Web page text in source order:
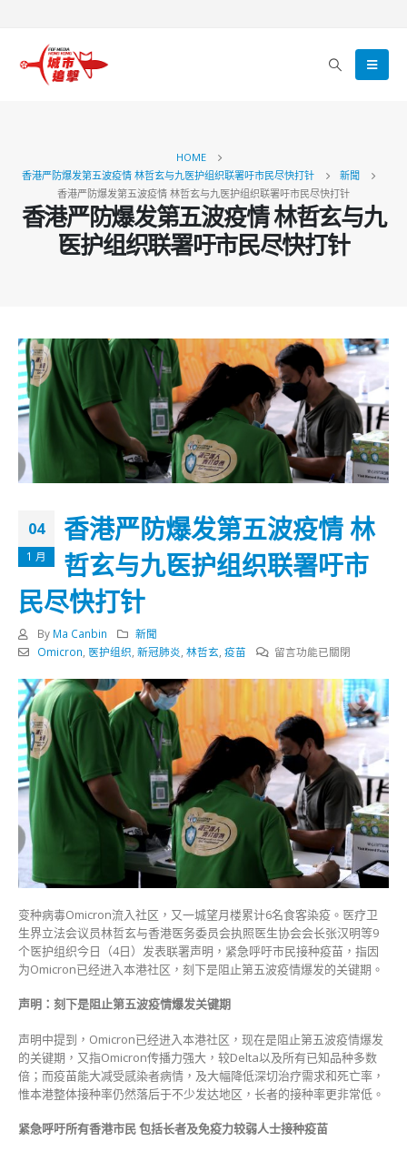
HOME
香港严防爆发第五波疫情 林哲玄与九医护组织联署吁市民尽快打针
新聞
香港严防爆发第五波疫情 林哲玄与九医护组织联署吁市民尽快打针
香港严防爆发第五波疫情 林哲玄与九
医护组织联署吁市民尽快打针
04
1 月
香港严防爆发第五波疫情 林
哲玄与九医护组织联署吁市
民尽快打针
By Ma Canbin
新聞
Omicron, 医护组织, 新冠肺炎, 林哲玄, 疫苗
在
港
防
爆
发
第
五
波
哲
玄
与
九
医
护
联
署
吁
市
尽
留言功能已關閉
​变种病毒Omicron流入社区，又一城望月楼累计6名食客染疫。医疗卫
生界立法会议员林哲玄与香港医务委员会执照医生协会会长张汉明等9
个医护组织今日（4日）发表联署声明，紧急呼吁市民接种疫苗，指因
为Omicron已经进入本港社区，刻下是阻⽌第五波疫情爆发的关键期。
声明：刻下是阻⽌第五波疫情爆发关键期
声明中提到，Omicron已经进入本港社区，现在是阻止第五波疫情爆发
的关键期，又指Omicron传播力强大，较Delta以及所有已知品种多数
倍；而疫苗能大减受感染者病情，及大幅降低深切治疗需求和死亡率，
惟本港整体接种率仍然落后于不少发达地区，长者的接种率更非常低。
紧急呼吁所有香港市⺠ 包括长者及免疫⼒较弱⼈⼠接种疫苗